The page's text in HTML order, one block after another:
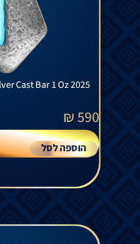
Cast Bar 1 Oz 2025
590
₪
הוספה לסל